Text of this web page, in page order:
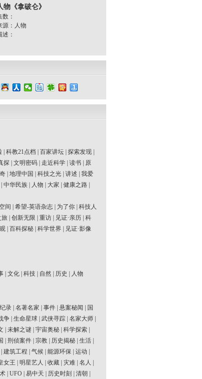
物《拿破仑》
数：
源：人物
述：
科教21点档 百家讲坛 探索发现
探 文明密码 走近科学 读书
原
地理中国 科技之光 讲述
我爱
中华民族 人物 大家 健康之路
间 希望-英语杂志 为了你 科技人
旅 创新无限 重访 见证·亲历 科
百科探秘 科学世界
见证·影像
文化 科技 自然 历史 人物
录 名著名家 事件 悬案秘闻
国
争 生命星球 武侠寻踪 名家大师
未解之谜 宇宙奥秘 科学探索
刑侦案件 宗教 历史揭秘 生活
建筑工程 气候 能源环保 运动
女王 明星艺人 收藏 灾难 名人
UFO 易中天 历史时刻 清朝